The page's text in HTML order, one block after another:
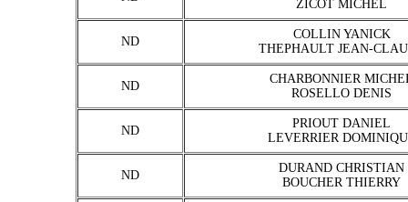
ZICOT MICHEL
ND
COLLIN YANICK
THEPHAULT JEAN-
ND
CHARBONNIER
ROSELLO DENIS
ND
PRIOUT DANIEL
LEVERRIER
ND
DURAND CHRISTIAN
BOUCHER THIERRY